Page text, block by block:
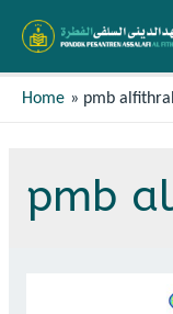
Home pmb
pmb